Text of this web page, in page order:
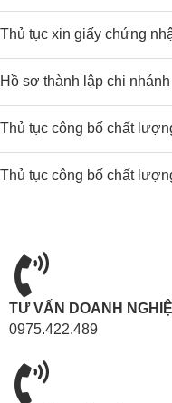
Thủ tục xin giấy chứng
Hồ sơ thành lập chi
Thủ tục công bố chất
Thủ tục công bố chất
TƯ VẤN DOANH
0975.422.489